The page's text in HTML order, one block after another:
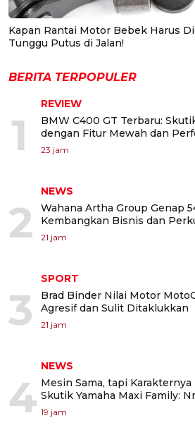
Kapan Rantai Motor Bebek Harus
Tunggu Putus di Jalan!
BERITA TERPOPULER
1
REVIEW
BMW C400 GT Terbaru:
dengan Fitur Mewah dan
23 jam
2
NEWS
Wahana Artha Group Genap
Kembangkan Bisnis dan
21 jam
3
SPORT
Brad Binder Nilai Motor
Agresif dan Sulit Ditaklukkan
21 jam
4
NEWS
Mesin Sama, tapi Karakternya
Skutik Yamaha Maxi Family:
19 jam